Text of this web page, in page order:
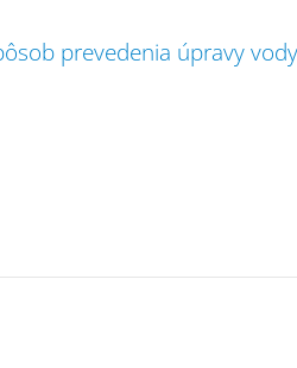
prevedenia úpravy vody